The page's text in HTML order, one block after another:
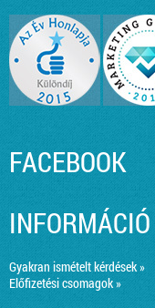
FACEBOOK
INFORMÁCIÓ
Gyakran ismételt kérdések »
Előfizetési csomagok »